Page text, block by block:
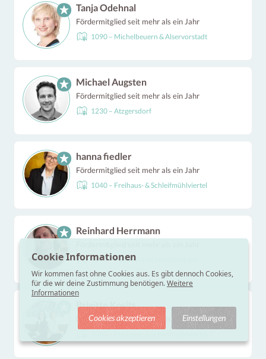
Tanja Odehnal
Fördermitglied seit mehr als ein Jahr
1090 – Michelbeuern & Alservorstadt
Michael Augsten
Fördermitglied seit mehr als ein Jahr
1230 – Atzgersdorf
hanna fiedler
Fördermitglied seit mehr als ein Jahr
1040 – Freihaus- & Schleifmühlviertel
Reinhard Herrmann
1090 – Roßau & Liechtensteinpark
Brigitte Kosits
Fördermitglied seit mehr als ein Jahr
Cookie Informationen
Wir kommen fast ohne Cookies aus. Es gibt dennoch Cookies,
für die wir deine Zustimmung benötigen.Weitere
Informationen
Cookies akzeptieren Einstellungen